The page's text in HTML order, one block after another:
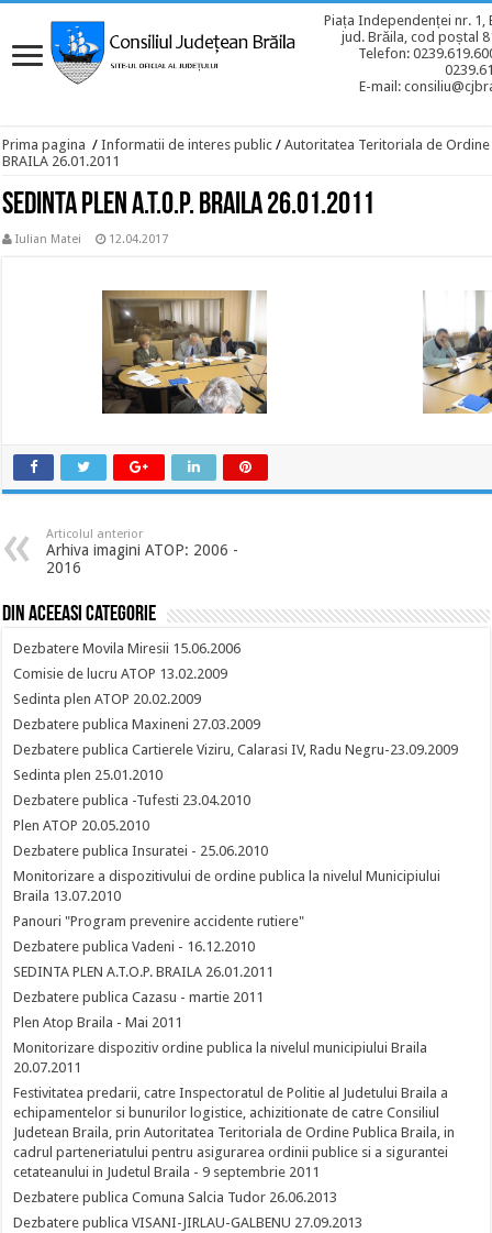
Piața Independenței nr. 1,
jud. Brăila, cod poștal
Telefon:
E-mail:
Prima pagina / Informatii de interes public / Autoritatea Teritoriala de Ordine
BRAILA 26.01.2011
SEDINTA PLEN A.T.O.P. BRAILA 26.01.2011
Iulian Matei 12.04.2017
Articolul anterior
Arhiva imagini ATOP: 2006 -
2016
Din aceeasi categorie
Dezbatere Movila Miresii 15.06.2006
Comisie de lucru ATOP 13.02.2009
Sedinta plen ATOP 20.02.2009
Dezbatere publica Maxineni 27.03.2009
Dezbatere publica Cartierele Viziru, Calarasi IV, Radu Negru-23.09.2009
Sedinta plen 25.01.2010
Dezbatere publica -Tufesti 23.04.2010
Plen ATOP 20.05.2010
Dezbatere publica Insuratei - 25.06.2010
Monitorizare a dispozitivului de ordine publica la nivelul Municipiului
Braila 13.07.2010
Panouri "Program prevenire accidente rutiere"
Dezbatere publica Vadeni - 16.12.2010
SEDINTA PLEN A.T.O.P. BRAILA 26.01.2011
Dezbatere publica Cazasu - martie 2011
Plen Atop Braila - Mai 2011
Monitorizare dispozitiv ordine publica la nivelul municipiului Braila
20.07.2011
Festivitatea predarii, catre Inspectoratul de Politie al Judetului Braila a
echipamentelor si bunurilor logistice, achizitionate de catre Consiliul
Judetean Braila, prin Autoritatea Teritoriala de Ordine Publica Braila, in
cadrul parteneriatului pentru asigurarea ordinii publice si a sigurantei
cetateanului in Judetul Braila - 9 septembrie 2011
Dezbatere publica Comuna Salcia Tudor 26.06.2013
Dezbatere publica VISANI-JIRLAU-GALBENU 27.09.2013